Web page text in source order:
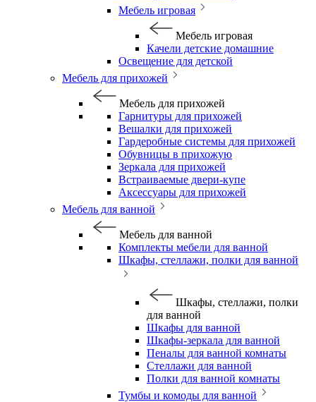
Мебель игровая
Мебель игровая
Качели детские домашние
Освещение для детской
Мебель для прихожей
Мебель для прихожей
Гарнитуры для прихожей
Вешалки для прихожей
Гардеробные системы для прихожей
Обувницы в прихожую
Зеркала для прихожей
Встраиваемые двери-купе
Аксессуары для прихожей
Мебель для ванной
Мебель для ванной
Комплекты мебели для ванной
Шкафы, стеллажи, полки для ванной
Шкафы, стеллажи, полки
для ванной
Шкафы для ванной
Шкафы-зеркала для ванной
Пеналы для ванной комнаты
Стеллажи для ванной
Полки для ванной комнаты
Тумбы и комоды для ванной